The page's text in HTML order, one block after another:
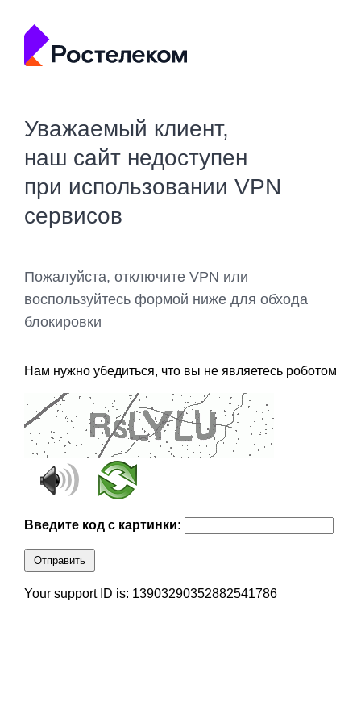
Уважаемый клиент,
наш сайт недоступен
при использовании VPN
сервисов
Пожалуйста, отключите VPN или
воспользуйтесь формой ниже для обхода
блокировки
Нам нужно убедиться, что вы не являетесь роботом
Введите код с картинки:
Отправить
Your support ID is: 13903290352882541786